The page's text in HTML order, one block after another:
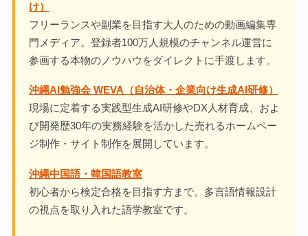
け）
フリーランスや副業を目指す大人のための動画編集専
門メディア。登録者100万人規模のチャンネル運営に
参画する本物のノウハウをダイレクトに手渡します。
沖縄AI勉強会 WEVA（自治体・企業向け生成AI研修）
現場に定着する実践型生成AI研修やDX人材育成、およ
び開発歴30年の実務経験を活かした売れるホームペー
ジ制作・サイト制作を展開しています。
沖縄中国語・韓国語教室
初心者から検定合格を目指す方まで。多言語情報設計
の視点を取り入れた語学教室です。